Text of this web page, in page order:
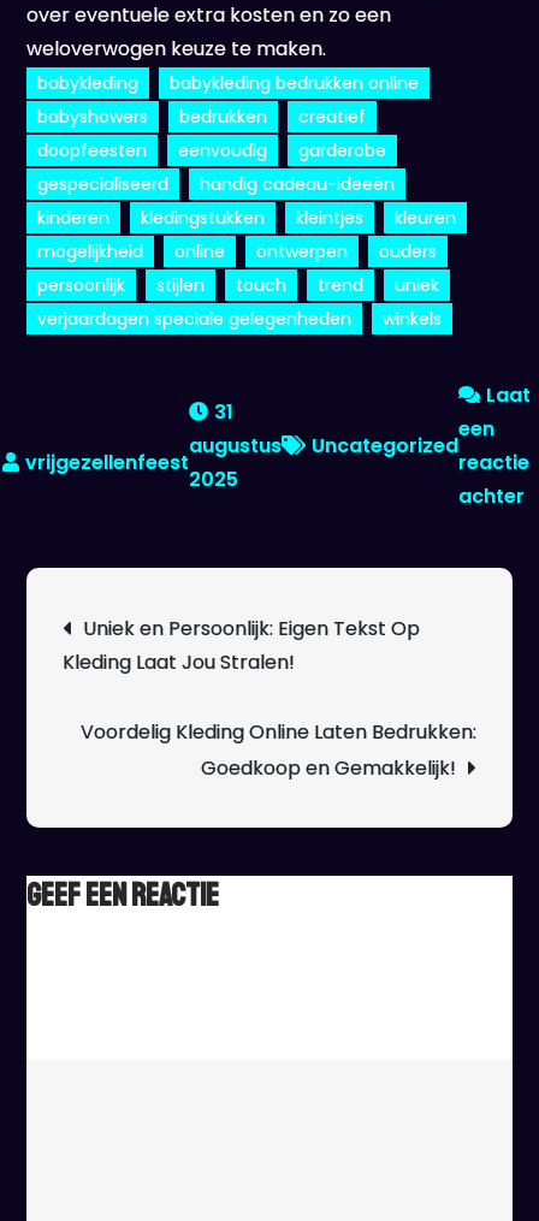
over eventuele extra kosten en zo een
weloverwogen keuze te maken.
babykleding
babykleding bedrukken online
babyshowers
bedrukken
creatief
doopfeesten
eenvoudig
garderobe
gespecialiseerd
handig cadeau-ideeën
kinderen
kledingstukken kleintjes
kleuren
mogelijkheid
online ontwerpen
ouders
persoonlijk
stijlen touch trend
uniek
verjaardagen speciale gelegenheden
winkels
31
augustus
2025
Uncategorized
Laat
een
reactie
achter
Uniek en Persoonlijk: Eigen Tekst Op
Kleding Laat Jou Stralen!
Voordelig Kleding Online Laten Bedrukken:
Goedkoop en Gemakkelijk!
Geef een reactie